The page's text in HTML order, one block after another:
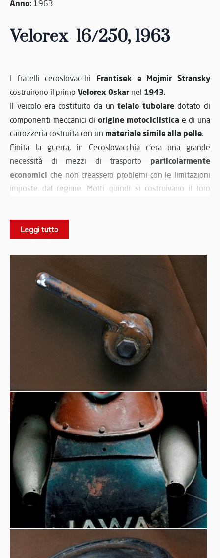
Anno: 1963
Velorex 16/250, 1963
I fratelli cecoslovacchi Frantisek e Mojmir Stransky
costruirono il primo Velorex Oskar nel 1943.
Il veicolo era costituito da untelaio tubolaredotato di
componenti meccanici di origine motociclistica e di una
carrozzeria costruita con un materiale simile alla pelle.
Finita la guerra, in Cecoslovacchia c’era una grande
necessità di mezzi di trasporto particolarmente
economici che non creassero problemi con le limitazioni
imposte dal regime. Molti quindi si costruivano il loro
per l’acquisto di una vera vettura di produzione.
esemplari costruiti in casa passarono ad una limitata
produzione di serie, prodotta in una piccola officina. La
produzione del Velorex Oskar si articolò su
tre modelli:
versione standard con motore CZ di 150cc, il modello “
con motore PAL di 300cc e il modello “6
” con motore Jawa
Leggi tutto